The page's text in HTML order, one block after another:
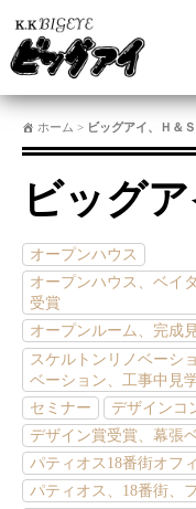
ホーム > ビッグアイ、Ｈ＆Ｓ
ビッグ
オープンハウス
オープンハウス、ベイ
受賞
オープンルーム、完成
スケルトンリノベーシ
ベーション、工事中見
セミナー
デザインコ
デザイン賞受賞、幕張
パティオス18番街オフ
パティオス、18番街、